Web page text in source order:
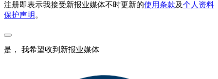
注册即表示我接受新报业媒体不时更新的使用条款及个人资料
保护声明 。
是， 我希望收到新报业媒体